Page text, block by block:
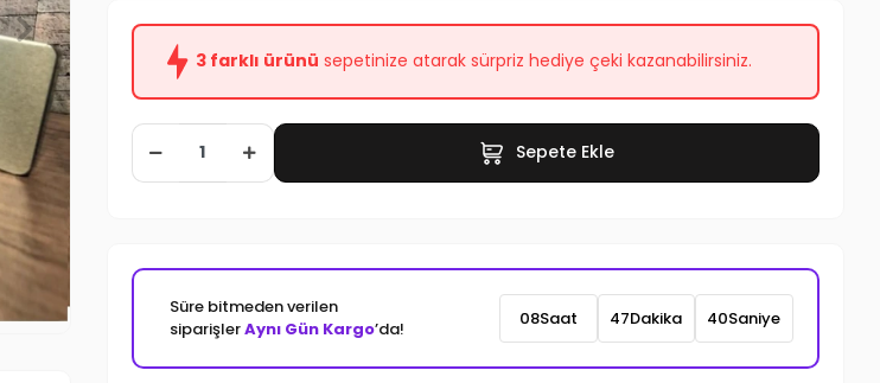
3 farklı ürünü sepetinize atarak sürpriz hediye çeki kazanabilirsiniz.
Sepete Ekle
Süre bitmeden verilen
siparişlerAynı Gün Kargo’da! 08Saat 47Dakika 37Saniye